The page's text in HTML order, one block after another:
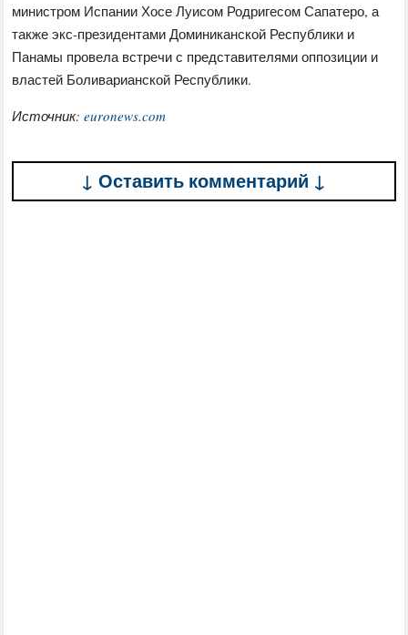
министром Испании Хосе Луисом Родригесом Сапатеро, а
также экс-президентами Доминиканской Республики и
Панамы провела встречи с представителями оппозиции и
властей Боливарианской Республики.
Источник:euronews.com
↓ Оставить комментарий ↓